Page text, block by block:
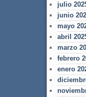
julio
junio
mayo
abril
marzo
febrero
enero